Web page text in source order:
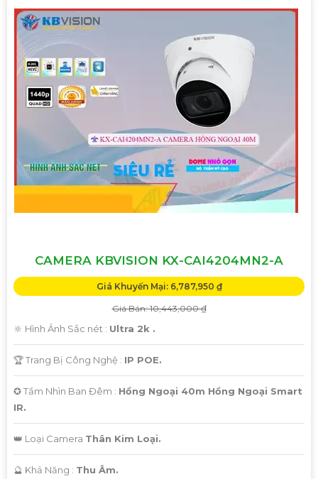
CAMERA KBVISION KX-CAI4204MN2-A
Giá Khuyến Mại: 6,787,950 ₫
Giá Bán: 10,443,000 ₫
🔆 Hình Ảnh Sắc nét : Ultra 2k .
🏆 Trang Bị Công Nghệ : IP POE.
✪ Tầm Nhìn Ban Đêm : Hồng Ngoại 40m Hồng Ngoại Smart
IR.
👑 Loại Camera Thân Kim Loại.
️🔮 Khả Năng : Thu Âm.